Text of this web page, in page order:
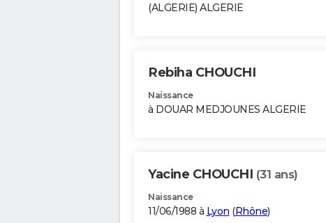
(ALGERIE) ALGERIE
Rebiha CHOUCHI
Naissance
à DOUAR MEDJOUNES ALGERIE
Yacine CHOUCHI (31 ans)
Naissance
11/06/1988 à Lyon (Rhône)